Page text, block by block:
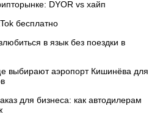
DYOR vs хайп
бесплатно
в язык без поездки в
выбирают аэропорт Кишинёва для
для бизнеса: как автодилерам